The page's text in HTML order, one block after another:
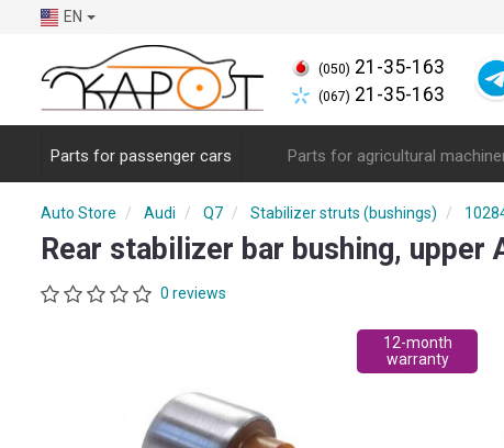
EN
(050) 21-35-163
(067) 21-35-163
Parts for passenger cars Parts for agricultural
Auto Store Audi Q7 Stabilizer struts (bushings)
Rear stabilizer bar bushing, upper
0 reviews
12-month
warranty